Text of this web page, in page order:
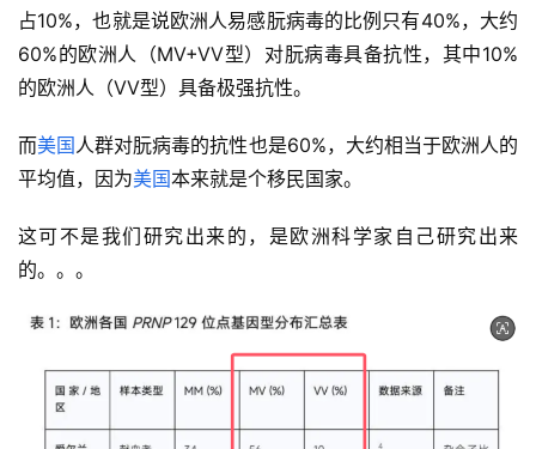
占10%，也就是说欧洲人易感朊病毒的比例只有40%，大约
60%的欧洲人（MV+VV型）对朊病毒具备抗性，其中10%
的欧洲人（VV型）具备极强抗性。
而美国人群对朊病毒的抗性也是60%，大约相当于欧洲人的
平均值，因为美国本来就是个移民国家。
这可不是我们研究出来的，是欧洲科学家自己研究出来
的。。。